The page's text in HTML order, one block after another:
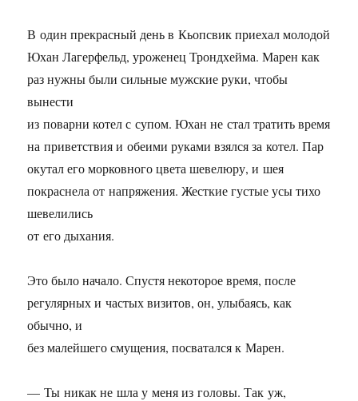
В один прекрасный день в Кьопсвик приехал молодой
Юхан Лагерфельд, уроженец Трондхейма. Марен как
раз нужны были сильные мужские руки, чтобы
вынести
из поварни котел с супом. Юхан не стал тратить время
на приветствия и обеими руками взялся за котел. Пар
окутал его морковного цвета шевелюру, и шея
покраснела от напряжения. Жесткие густые усы тихо
шевелились
от его дыхания.
Это было начало. Спустя некоторое время, после
регулярных и частых визитов, он, улыбаясь, как
обычно, и
без малейшего смущения, посватался к Марен.
— Ты никак не шла у меня из головы. Так уж,